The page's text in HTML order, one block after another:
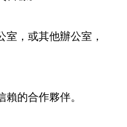
室，或其他辦公室，
的合作夥伴。